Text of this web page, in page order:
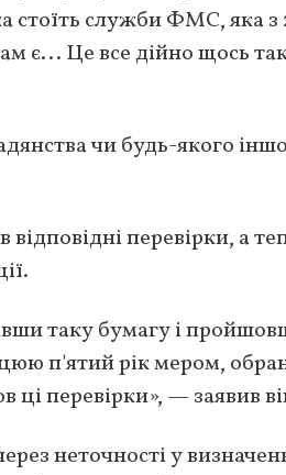
стоїть служби ФМС, яка з
є... Це все дійно щось
чи будь-якого
перевірки, а
таку бумагу і
п'ятий рік мером,
ці перевірки», — заявив
неточності у